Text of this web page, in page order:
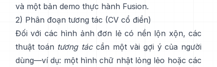
và một bản demo thực hành Fusion.
2) Phân đoạn tương tác (CV cổ điển)
Đối với các hình ảnh đơn lẻ có nền lộn xộn, các
thuật toán tương táccần một vài gợi ý của người
dùng—ví dụ: một hình chữ nhật lỏng lẻo hoặc các